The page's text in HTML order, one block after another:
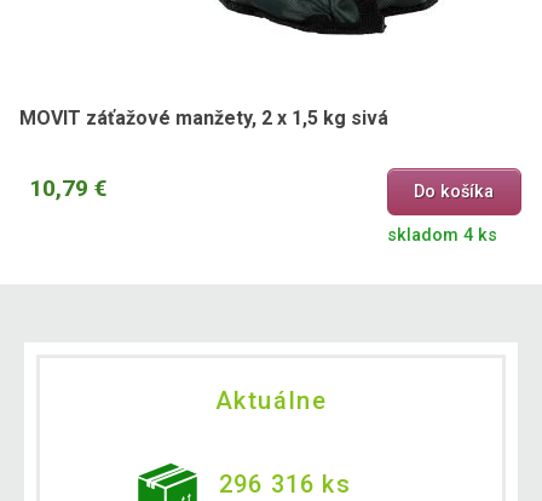
MOVIT záťažové manžety, 2 x 1,5 kg sivá
10,79 € Do košíka
skladom 4 ks
Aktuálne
296 316 ks